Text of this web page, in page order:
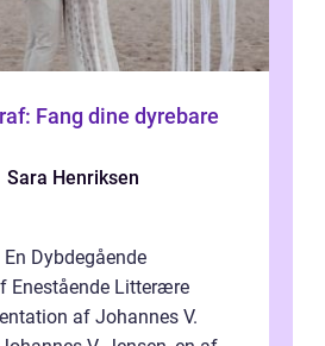
Fang dine dyrebare
Sara Henriksen
Dybdegående
Enestående Litterære
af Johannes V.